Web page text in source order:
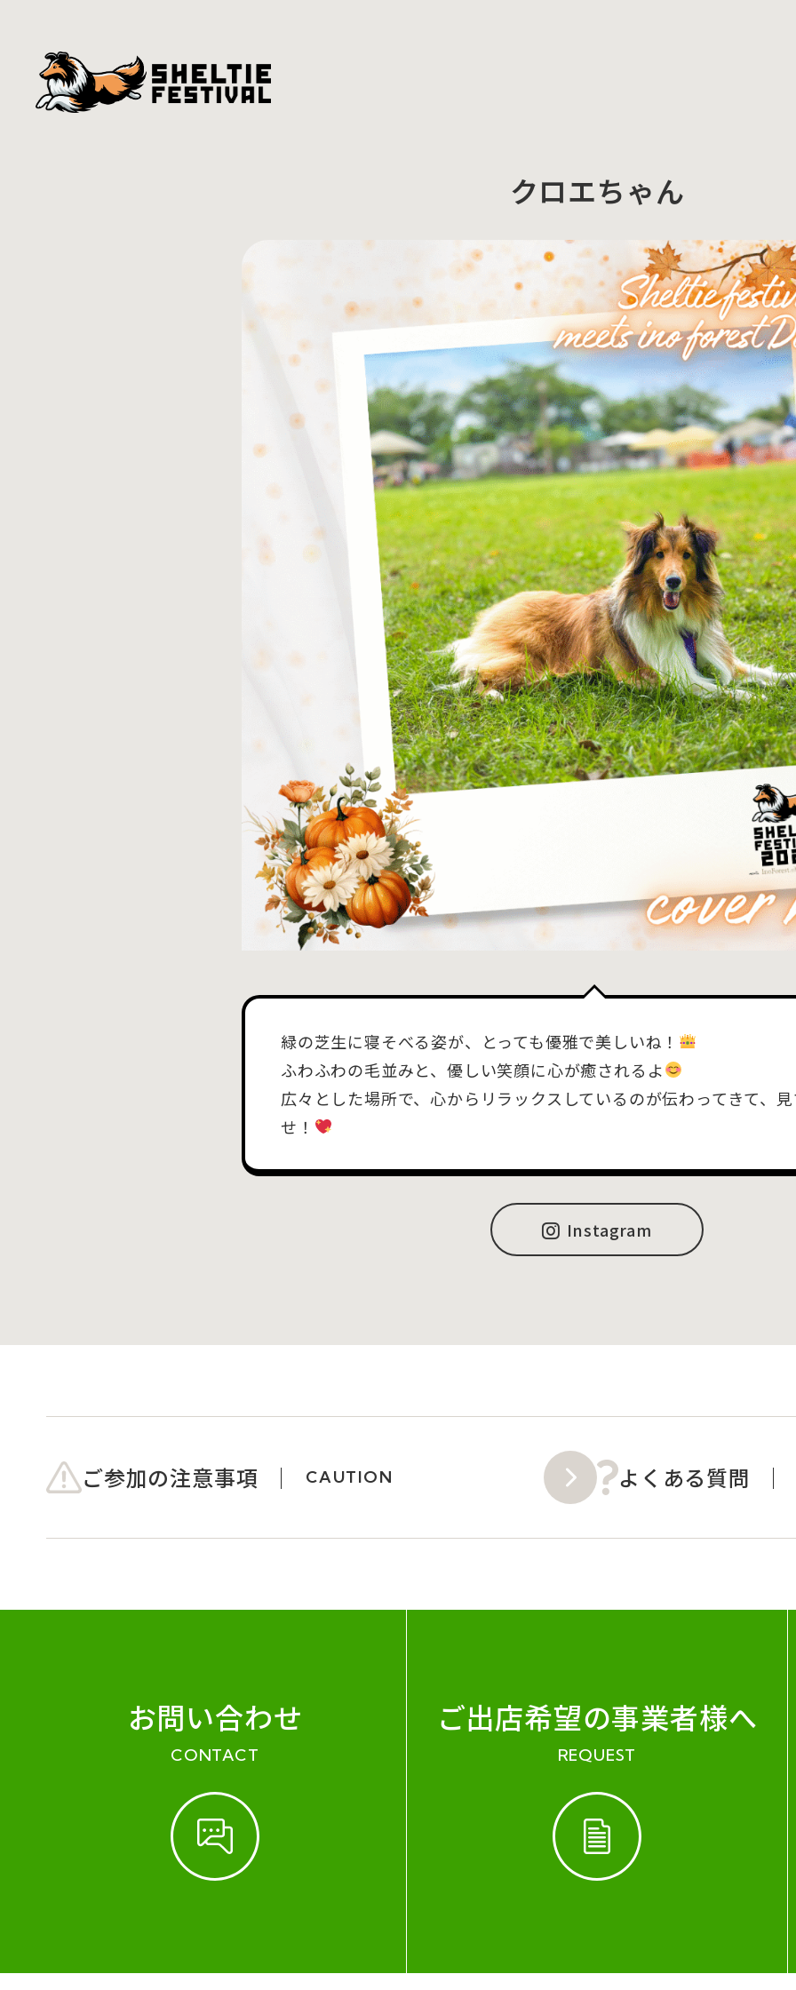
クロエちゃん
緑の芝生に寝そべる姿が、とっても優雅で美しいね！
ふわふわの毛並みと、優しい笑顔に心が癒されるよ
広々とした場所で、心からリラックスしているのが伝わってきて、
せ！
Instagram
ご参加の注意事項 CAUTION よくある質問
お問い合わせ
CONTACT
ご出店希望の事業者様へ
REQUEST